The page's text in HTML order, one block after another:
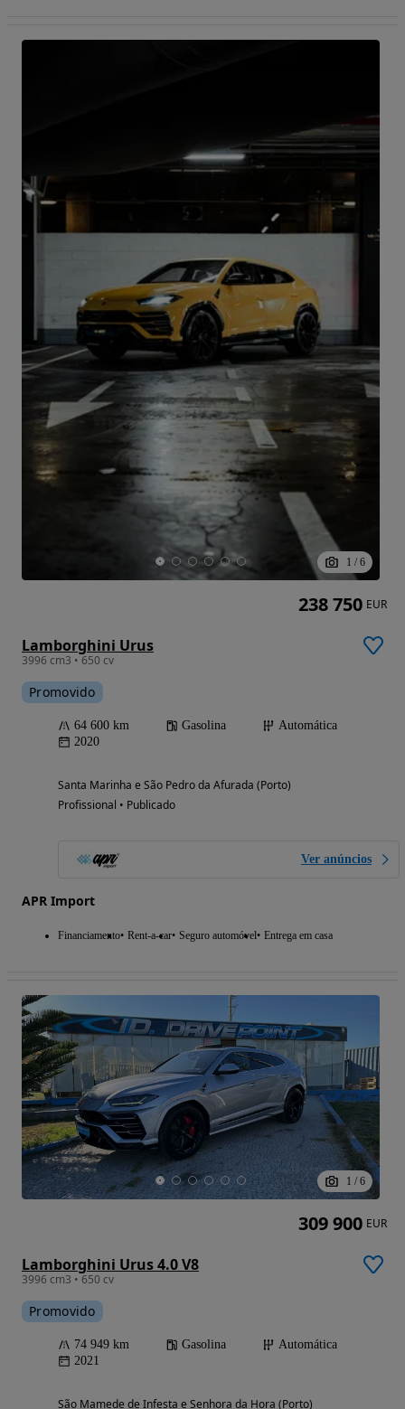
1 / 6
Lamborghini Urus
3996 cm3 • 650 cv
Promovido
64 600 km Gasolina
Automática
2020
Santa Marinha e São Pedro da Afurada (Porto)
Profissional • Publicado
Ver anúncios
APR Import
Financiamento Rent-a-car Seguro automóvel Entrega em casa
238 750 EUR
1 / 6
Lamborghini Urus 4.0 V8
3996 cm3 • 650 cv
Promovido
74 949 km Gasolina
Automática
2021
São Mamede de Infesta e Senhora da Hora (Porto)
309 900 EUR